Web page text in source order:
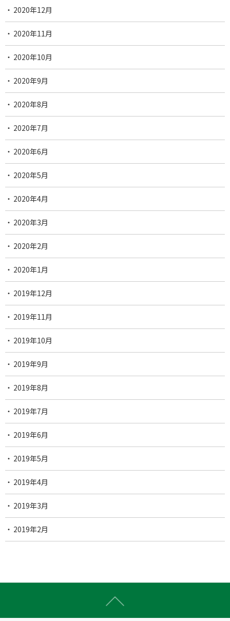
2020年12月
2020年11月
2020年10月
2020年9月
2020年8月
2020年7月
2020年6月
2020年5月
2020年4月
2020年3月
2020年2月
2020年1月
2019年12月
2019年11月
2019年10月
2019年9月
2019年8月
2019年7月
2019年6月
2019年5月
2019年4月
2019年3月
2019年2月